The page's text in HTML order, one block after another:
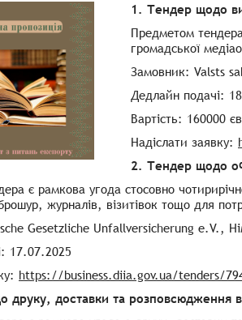
1. Тендер щодо
Предметом
громадської
Замовник: Valsts
Дедлайн подачі:
Вартість: 160000
Надіслати заявку:
2. Тендер щодо
є рамкова угода стосовно
журналів, візитівок тощо для
Gesetzliche Unfallversicherung e.V.,
17.07.2025
https://business.diia.gov.ua/tenders/
друку, доставки та розповсюдження